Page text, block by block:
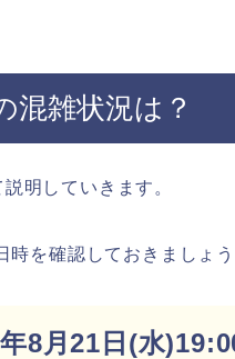
混雑状況は？
明していきます。
を確認しておきましょう
8月21日(水